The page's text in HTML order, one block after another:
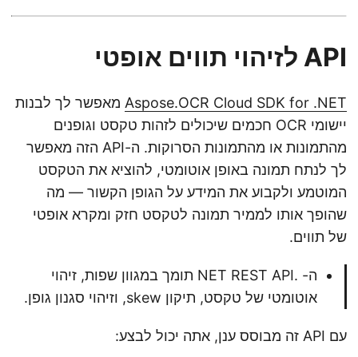
API לזיהוי תווים אופטי
Aspose.OCR Cloud SDK for .NETמאפשר לך לבנות
יישומי OCR חכמים שיכולים לזהות טקסט וגופנים
מהתמונות או מהתמונות הסרוקות. ה-API הזה מאפשר
לך לנתח תמונה באופן אוטומטי, להוציא את הטקסט
המוטמע ולקבוע את המידע על הגופן הקשור — מה
שהופך אותו לממיר תמונה לטקסט חזק ומקרא אופטי
של תווים.
ה- .NET REST API תומך במגוון שפות, זיהוי
אוטומטי של טקסט, תיקון skew, וזיהוי סגנון גופן.
עם API זה מבוסס ענן, אתה יכול לבצע: